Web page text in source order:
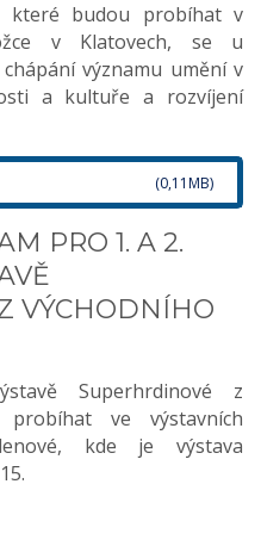
které budou probíhat v
v Klatovech, se u
významu umění v
a kultuře a rozvíjení
(0,11MB)
PRO 1. A 2.
VÝCHODNÍHO
Superhrdinové z
ve výstavních
kde je výstava